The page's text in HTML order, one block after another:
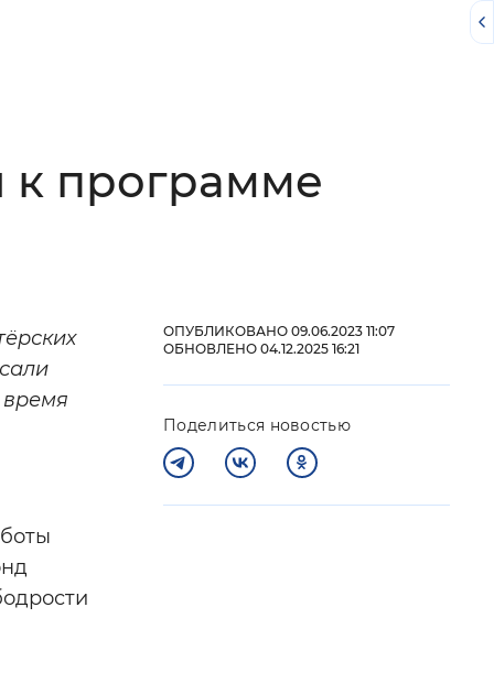
программе
ОПУБЛИКОВАНО 09.06.2023 11:07
ОБНОВЛЕНО 04.12.2025 16:21
Поделиться новостью